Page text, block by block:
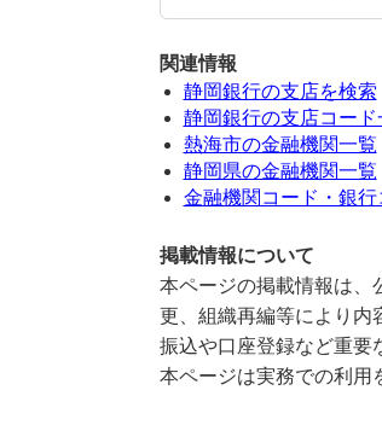
関連情報
静岡銀行の支店を検索
静岡銀行の支店コー
熱海市の金融機関一覧
静岡県の金融機関一覧
金融機関コード・銀
掲載情報について
本ページの掲載情報は、
更、組織再編等により内
振込や口座登録など重要
本ページは実務での利用